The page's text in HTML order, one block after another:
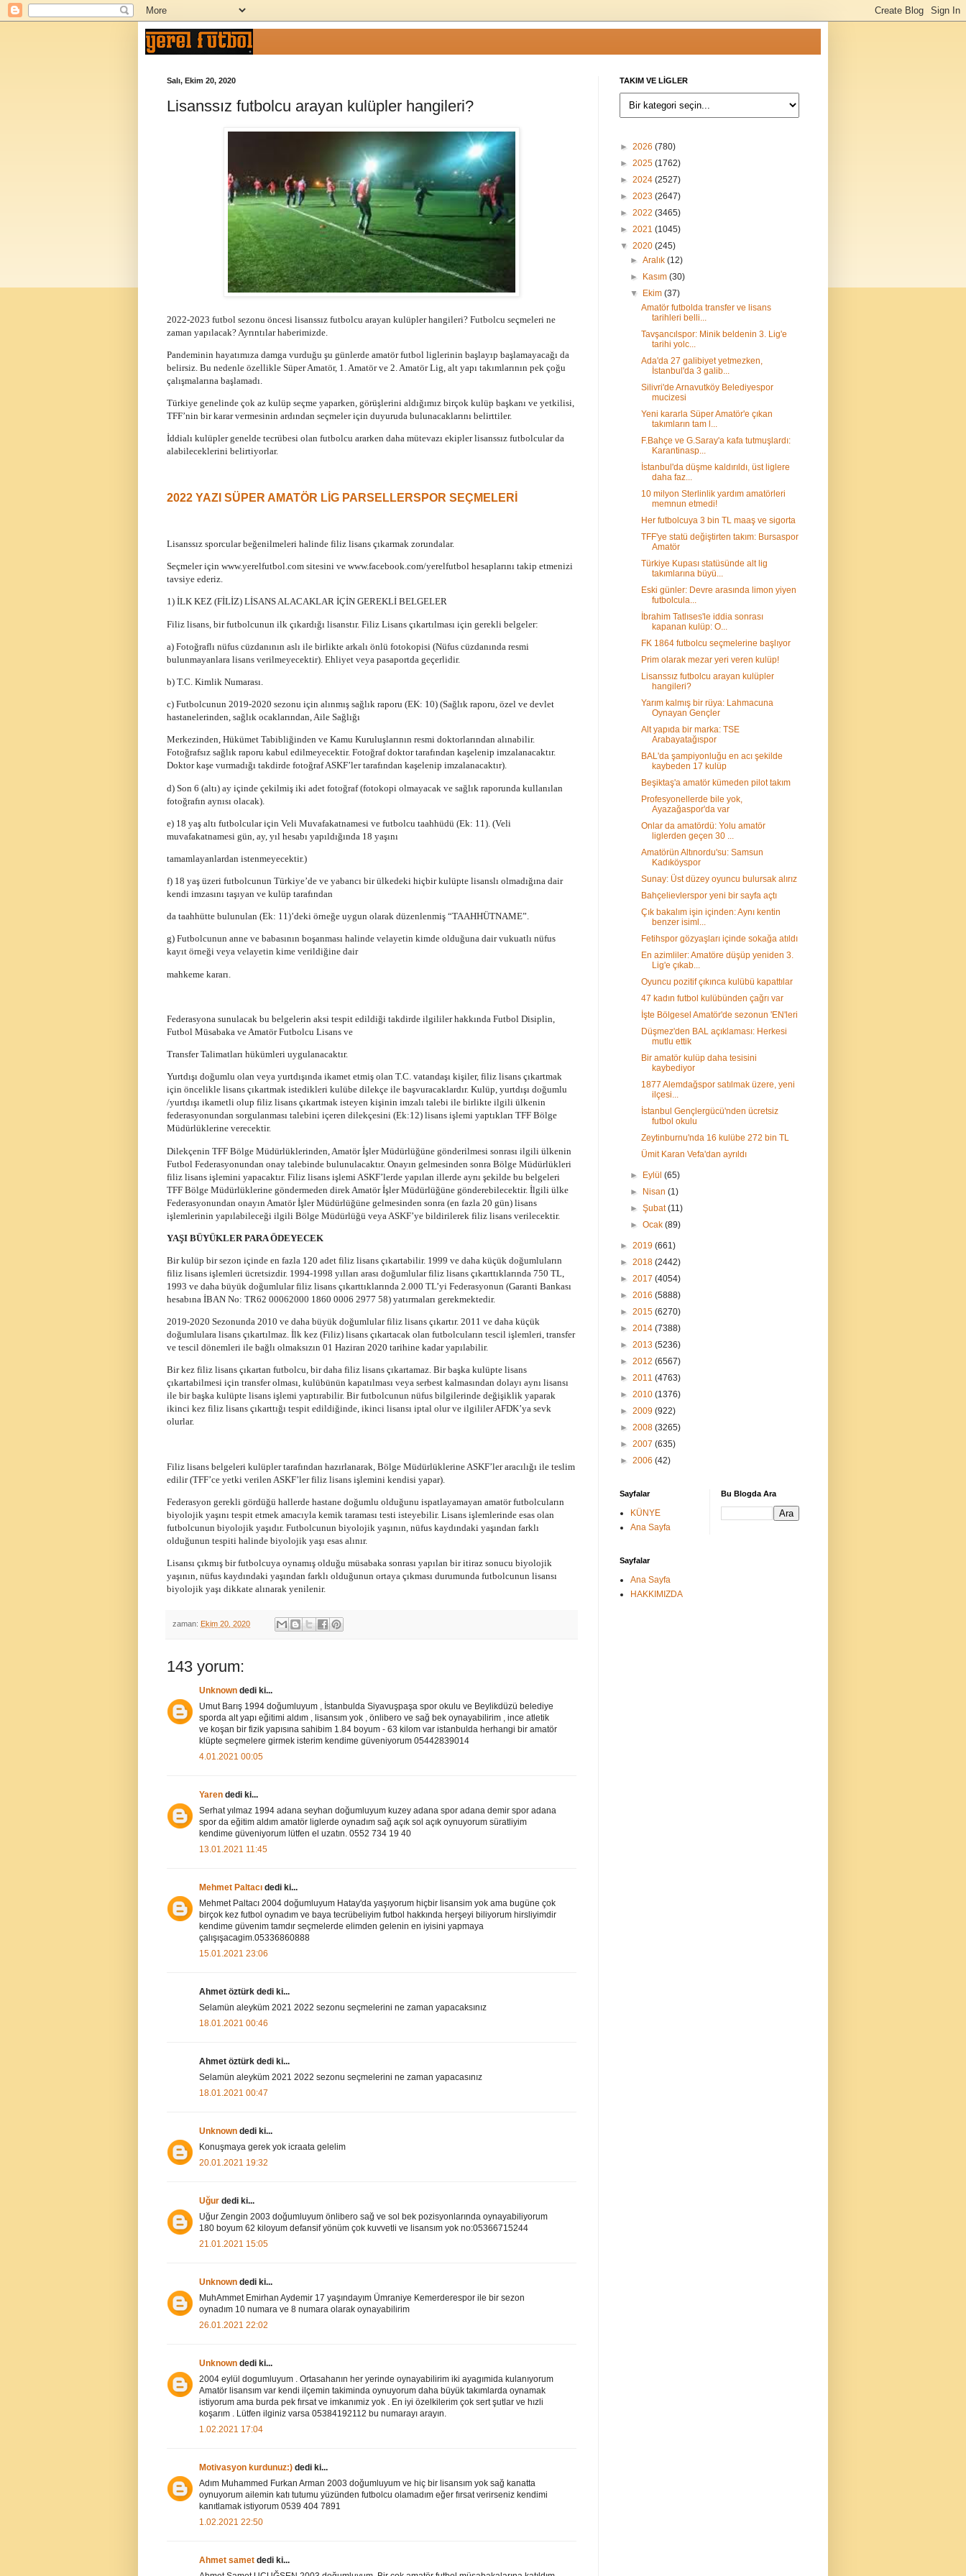
Salı, Ekim 20, 2020
Lisanssız futbolcu arayan kulüpler hangileri?
2022-2023 futbol sezonu öncesi lisanssız futbolcu arayan kulüpler hangileri? Futbolcu seçmeleri ne
zaman yapılacak? Ayrıntılar haberimizde.
Pandeminin hayatımıza damga vurduğu şu günlerde amatör futbol liglerinin başlayıp başlamayacağı da
belirsiz. Bu nedenle özellikle Süper Amatör, 1. Amatör ve 2. Amatör Lig, alt yapı takımlarının pek çoğu
çalışmalarına başlamadı.
Türkiye genelinde çok az kulüp seçme yaparken, görüşlerini aldığımız birçok kulüp başkanı ve yetkilisi,
TFF’nin bir karar vermesinin ardından seçmeler için duyuruda bulunacaklarını belirttiler.
İddialı kulüpler genelde tecrübesi olan futbolcu ararken daha mütevazı ekipler lisanssız futbolcular da
alabileceklerini belirtiyorlar.
2022 YAZI SÜPER AMATÖR LİG PARSELLERSPOR SEÇMELERİ
Lisanssız sporcular beğenilmeleri halinde filiz lisans çıkarmak zorundalar.
Seçmeler için www.yerelfutbol.com sitesini ve www.facebook.com/yerelfutbol hesaplarını takip etmenizi
tavsiye ederiz.
1) İLK KEZ (FİLİZ) LİSANS ALACAKLAR İÇİN GEREKLİ BELGELER
Filiz lisans, bir futbolcunun ilk çıkardığı lisanstır. Filiz Lisans çıkartılması için gerekli belgeler:
a) Fotoğraflı nüfus cüzdanının aslı ile birlikte arkalı önlü fotokopisi (Nüfus cüzdanında resmi
bulunmayanlara lisans verilmeyecektir). Ehliyet veya pasaportda geçerlidir.
b) T.C. Kimlik Numarası.
c) Futbolcunun 2019-2020 sezonu için alınmış sağlık raporu (EK: 10) (Sağlık raporu, özel ve devlet
hastanelerinden, sağlık ocaklarından, Aile Sağlığı
Merkezinden, Hükümet Tabibliğinden ve Kamu Kuruluşlarının resmi doktorlarından alınabilir.
Fotoğrafsız sağlık raporu kabul edilmeyecektir. Fotoğraf doktor tarafından kaşelenip imzalanacaktır.
Doktor kaşe vurmadığı takdirde fotoğraf ASKF’ler tarafından kaşelenip imzalanacaktır).
d) Son 6 (altı) ay içinde çekilmiş iki adet fotoğraf (fotokopi olmayacak ve sağlık raporunda kullanılan
fotoğrafın aynısı olacak).
e) 18 yaş altı futbolcular için Veli Muvafakatnamesi ve futbolcu taahhüdü (Ek: 11). (Veli
muvafakatnamesi gün, ay, yıl hesabı yapıldığında 18 yaşını
tamamlayanlardan istenmeyecektir.)
f) 18 yaş üzeri futbolcunun Türkiye’de ve yabancı bir ülkedeki hiçbir kulüpte lisanslı olmadığına dair
kendi imzasını taşıyan ve kulüp tarafından
da taahhütte bulunulan (Ek: 11)’deki örneğe uygun olarak düzenlenmiş “TAAHHÜTNAME”.
g) Futbolcunun anne ve babasının boşanması halinde velayetin kimde olduğuna dair vukuatlı nüfus
kayıt örneği veya velayetin kime verildiğine dair
mahkeme kararı.
Federasyona sunulacak bu belgelerin aksi tespit edildiği takdirde ilgililer hakkında Futbol Disiplin,
Futbol Müsabaka ve Amatör Futbolcu Lisans ve
Transfer Talimatları hükümleri uygulanacaktır.
Yurtdışı doğumlu olan veya yurtdışında ikamet etmiş olan T.C. vatandaşı kişiler, filiz lisans çıkartmak
için öncelikle lisans çıkartmak istedikleri kulübe dilekçe ile başvuracaklardır. Kulüp, yurtdışı doğumlu
/yurtdışı ikametli olup filiz lisans çıkartmak isteyen kişinin imzalı talebi ile birlikte ilgili ülkenin
federasyonundan sorgulanması talebini içeren dilekçesini (Ek:12) lisans işlemi yaptıkları TFF Bölge
Müdürlüklerine verecektir.
Dilekçenin TFF Bölge Müdürlüklerinden, Amatör İşler Müdürlüğüne gönderilmesi sonrası ilgili ülkenin
Futbol Federasyonundan onay talebinde bulunulacaktır. Onayın gelmesinden sonra Bölge Müdürlükleri
filiz lisans işlemini yapacaktır. Filiz lisans işlemi ASKF’lerde yapılan illerde aynı şekilde bu belgeleri
TFF Bölge Müdürlüklerine göndermeden direk Amatör İşler Müdürlüğüne gönderebilecektir. İlgili ülke
Federasyonundan onayın Amatör İşler Müdürlüğüne gelmesinden sonra (en fazla 20 gün) lisans
işlemlerinin yapılabileceği ilgili Bölge Müdürlüğü veya ASKF’ye bildirilerek filiz lisans verilecektir.
YAŞI BÜYÜKLER PARA ÖDEYECEK
Bir kulüp bir sezon içinde en fazla 120 adet filiz lisans çıkartabilir. 1999 ve daha küçük doğumluların
filiz lisans işlemleri ücretsizdir. 1994-1998 yılları arası doğumlular filiz lisans çıkarttıklarında 750 TL,
1993 ve daha büyük doğumlular filiz lisans çıkarttıklarında 2.000 TL’yi Federasyonun (Garanti Bankası
hesabına İBAN No: TR62 00062000 1860 0006 2977 58) yatırmaları gerekmektedir.
2019-2020 Sezonunda 2010 ve daha büyük doğumlular filiz lisans çıkartır. 2011 ve daha küçük
doğumlulara lisans çıkartılmaz. İlk kez (Filiz) lisans çıkartacak olan futbolcuların tescil işlemleri, transfer
ve tescil dönemleri ile bağlı olmaksızın 01 Haziran 2020 tarihine kadar yapılabilir.
Bir kez filiz lisans çıkartan futbolcu, bir daha filiz lisans çıkartamaz. Bir başka kulüpte lisans
çıkartabilmesi için transfer olması, kulübünün kapatılması veya serbest kalmasından dolayı aynı lisansı
ile bir başka kulüpte lisans işlemi yaptırabilir. Bir futbolcunun nüfus bilgilerinde değişiklik yaparak
ikinci kez filiz lisans çıkarttığı tespit edildiğinde, ikinci lisansı iptal olur ve ilgililer AFDK’ya sevk
olurlar.
Filiz lisans belgeleri kulüpler tarafından hazırlanarak, Bölge Müdürlüklerine ASKF’ler aracılığı ile teslim
edilir (TFF’ce yetki verilen ASKF’ler filiz lisans işlemini kendisi yapar).
Federasyon gerekli gördüğü hallerde hastane doğumlu olduğunu ispatlayamayan amatör futbolcuların
biyolojik yaşını tespit etmek amacıyla kemik taraması testi isteyebilir. Lisans işlemlerinde esas olan
futbolcunun biyolojik yaşıdır. Futbolcunun biyolojik yaşının, nüfus kaydındaki yaşından farklı
olduğunun tespiti halinde biyolojik yaşı esas alınır.
Lisansı çıkmış bir futbolcuya oynamış olduğu müsabaka sonrası yapılan bir itiraz sonucu biyolojik
yaşının, nüfus kaydındaki yaşından farklı olduğunun ortaya çıkması durumunda futbolcunun lisansı
biyolojik yaşı dikkate alınarak yenilenir.
zaman: Ekim 20, 2020
143 yorum:
Unknown dedi ki...
Umut Barış 1994 doğumluyum , İstanbulda Siyavuşpaşa spor okulu ve Beylikdüzü belediye
sporda alt yapı eğitimi aldım , lisansım yok , önlibero ve sağ bek oynayabilirim , ince atletik
ve koşan bir fizik yapısına sahibim 1.84 boyum - 63 kilom var istanbulda herhangi bir amatör
klüpte seçmelere girmek isterim kendime güveniyorum 05442839014
4.01.2021 00:05
Yaren dedi ki...
Serhat yılmaz 1994 adana seyhan doğumluyum kuzey adana spor adana demir spor adana
spor da eğitim aldım amatör liglerde oynadım sağ açık sol açık oynuyorum süratliyim
kendime güveniyorum lütfen el uzatın. 0552 734 19 40
13.01.2021 11:45
Mehmet Paltacı dedi ki...
Mehmet Paltacı 2004 doğumluyum Hatay'da yaşıyorum hiçbir lisansim yok ama bugüne çok
birçok kez futbol oynadım ve baya tecrübeliyim futbol hakkında herşeyi biliyorum hirsliyimdir
kendime güvenim tamdır seçmelerde elimden gelenin en iyisini yapmaya
çalışışacagim.05336860888
15.01.2021 23:06
Ahmet öztürk dedi ki...
Selamün aleyküm 2021 2022 sezonu seçmelerini ne zaman yapacaksınız
18.01.2021 00:46
Ahmet öztürk dedi ki...
Selamün aleyküm 2021 2022 sezonu seçmelerini ne zaman yapacasınız
18.01.2021 00:47
Unknown dedi ki...
Konuşmaya gerek yok icraata gelelim
20.01.2021 19:32
Uğur dedi ki...
Uğur Zengin 2003 doğumluyum önlibero sağ ve sol bek pozisyonlarında oynayabiliyorum
180 boyum 62 kiloyum defansif yönüm çok kuvvetli ve lisansım yok no:05366715244
21.01.2021 15:05
Unknown dedi ki...
MuhAmmet Emirhan Aydemir 17 yaşındayım Ümraniye Kemerderespor ile bir sezon
oynadım 10 numara ve 8 numara olarak oynayabilirim
26.01.2021 22:02
Unknown dedi ki...
2004 eylül dogumluyum . Ortasahanın her yerinde oynayabilirim iki ayagımida kulanıyorum
Amatör lisansım var kendi ilçemin takiminda oynuyorum daha büyük takımlarda oynamak
istiyorum ama burda pek fırsat ve imkanımiz yok . En iyi özelkilerim çok sert şutlar ve hızli
koşarım . Lütfen ilginiz varsa 05384192112 bu numarayı arayın.
1.02.2021 17:04
Motivasyon kurdunuz:) dedi ki...
Adım Muhammed Furkan Arman 2003 doğumluyum ve hiç bir lisansım yok sağ kanatta
oynuyorum ailemin katı tutumu yüzünden futbolcu olamadım eğer fırsat verirseniz kendimi
kanıtlamak istiyorum 0539 404 7891
1.02.2021 22:50
Ahmet samet dedi ki...
TAKIM VE LİGLER
► 2026 (780)
► 2025 (1762)
► 2024 (2527)
► 2023 (2647)
► 2022 (3465)
► 2021 (1045)
▼ 2020 (245)
►Aralık(12)
►
Kasım(30)
▼
Ekim(37)
Amatör futbolda transfer ve lisans
tarihleri belli...
Tavşancılspor: Minik beldenin 3. Lig'e
tarihi yolc...
Ada'da 27 galibiyet yetmezken,
İstanbul'da 3 galib...
Silivri'de Arnavutköy Belediyespor
mucizesi
Yeni kararla Süper Amatör'e çıkan
takımların tam l...
F.Bahçe ve G.Saray'a kafa tutmuşlardı:
Karantinasp...
İstanbul'da düşme kaldırıldı, üst liglere
daha faz...
10 milyon Sterlinlik yardım amatörleri
memnun etmedi!
Her futbolcuya 3 bin TL maaş ve sigorta
TFF'ye statü değiştirten takım: Bursaspor
Amatör
Türkiye Kupası statüsünde alt lig
takımlarına büyü...
Eski günler: Devre arasında limon yiyen
futbolcula...
İbrahim Tatlıses'le iddia sonrası
kapanan kulüp: O...
FK 1864 futbolcu seçmelerine başlıyor
Prim olarak mezar yeri veren kulüp!
Lisanssız futbolcu arayan kulüpler
hangileri?
Yarım kalmış bir rüya: Lahmacuna
Oynayan Gençler
Alt yapıda bir marka: TSE
Arabayatağıspor
BAL'da şampiyonluğu en acı şekilde
kaybeden 17 kulüp
Beşiktaş'a amatör kümeden pilot takım
Profesyonellerde bile yok,
Ayazağaspor'da var
Onlar da amatördü: Yolu amatör
liglerden geçen 30 ...
Amatörün Altınordu'su: Samsun
Kadıköyspor
Sunay: Üst düzey oyuncu bulursak alırız
Bahçelievlerspor yeni bir sayfa açtı
Çık bakalım işin içinden: Aynı kentin
benzer isiml...
Fetihspor gözyaşları içinde sokağa atıldı
En azimliler: Amatöre düşüp yeniden 3.
Lig'e çıkab...
Oyuncu pozitif çıkınca kulübü kapattılar
47 kadın futbol kulübünden çağrı var
İşte Bölgesel Amatör'de sezonun 'EN'leri
Düşmez'den BAL açıklaması: Herkesi
mutlu ettik
Bir amatör kulüp daha tesisini
kaybediyor
1877 Alemdağspor satılmak üzere, yeni
ilçesi...
İstanbul Gençlergücü'nden ücretsiz
futbol okulu
Zeytinburnu'nda 16 kulübe 272 bin TL
Ümit Karan Vefa'dan ayrıldı
► Eylül(65)
►
Nisan(1)
►Şubat(11)
►Ocak(89)
► 2019 (661)
► 2018 (2442)
► 2017 (4054)
► 2016 (5888)
► 2015 (6270)
► 2014 (7388)
► 2013 (5236)
► 2012 (6567)
► 2011 (4763)
► 2010 (1376)
► 2009 (922)
► 2008 (3265)
► 2007 (635)
► 2006 (42)
Sayfalar
KÜNYE
Ana Sayfa
Bu Blogda Ara
Sayfalar
Ana Sayfa
HAKKIMIZDA